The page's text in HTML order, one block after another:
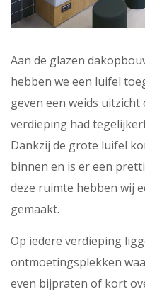
Aan de glazen
hebben we een luifel
geven een weids uitzicht
verdieping had
Dankzij de grote luifel
binnen en is er een
deze ruimte hebben wij
gemaakt.
Op iedere verdieping
ontmoetingsplekken
even bijpraten of kort